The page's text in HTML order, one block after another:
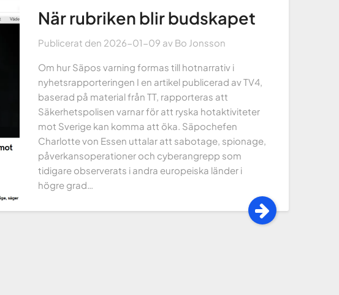
När rubriken blir budskapet
Publicerat den 2026-01-09 av Bo Jonsson
Om hur Säpos varning formas till hotnarrativ i
nyhetsrapporteringen I en artikel publicerad av TV4,
baserad på material från TT, rapporteras att
Säkerhetspolisen varnar för att ryska hotaktiviteter
mot Sverige kan komma att öka. Säpochefen
Charlotte von Essen uttalar att sabotage, spionage,
påverkansoperationer och cyberangrepp som
tidigare observerats i andra europeiska länder i
högre grad…